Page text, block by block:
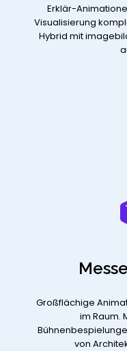
Erklär-
Visualisierung
Hybrid mit
Großflächige
im Raum.
von